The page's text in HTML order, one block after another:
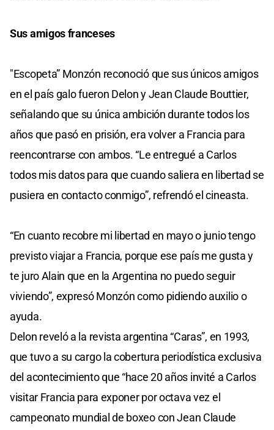
Sus amigos franceses
"Escopeta” Monzón reconoció que sus únicos amigos
en el país galo fueron Delon y Jean Claude Bouttier,
señalando que su única ambición durante todos los
años que pasó en prisión, era volver a Francia para
reencontrarse con ambos. “Le entregué a Carlos
todos mis datos para que cuando saliera en libertad se
pusiera en contacto conmigo”, refrendó el cineasta.
“En cuanto recobre mi libertad en mayo o junio tengo
previsto viajar a Francia, porque ese país me gusta y
te juro Alain que en la Argentina no puedo seguir
viviendo”, expresó Monzón como pidiendo auxilio o
ayuda.
Delon reveló a la revista argentina “Caras”, en 1993,
que tuvo a su cargo la cobertura periodística exclusiva
del acontecimiento que “hace 20 años invité a Carlos
visitar Francia para exponer por octava vez el
campeonato mundial de boxeo con Jean Claude